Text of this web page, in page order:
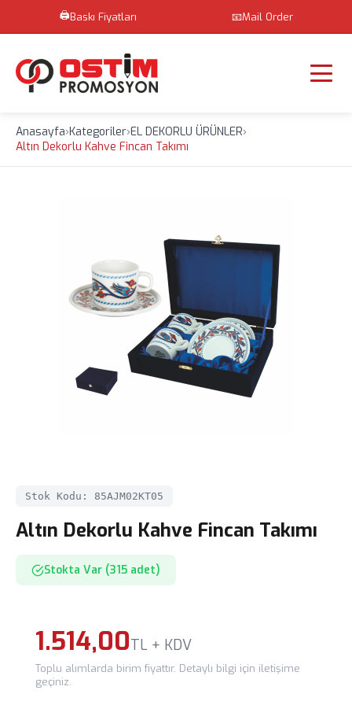
🖨️Baskı Fiyatları 📧Mail Order
Anasayfa›Kategoriler›EL DEKORLU ÜRÜNLER›
Altın Dekorlu Kahve Fincan Takımı
Stok Kodu: 85AJM02KT05
Altın Dekorlu Kahve Fincan Takımı
Stokta Var (315 adet)
1.514,00TL + KDV
Toplu alımlarda birim fiyattır. Detaylı bilgi için iletişime
geçiniz.